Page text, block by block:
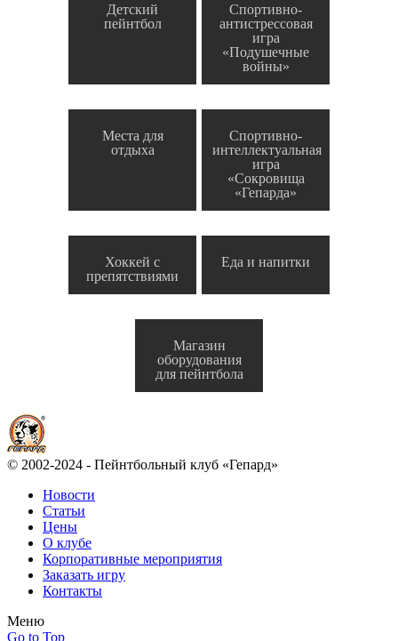
Детский
пейнтбол
Спортивно-
антистрессовая
игра
«Подушечные
войны»
Места для
отдыха
Спортивно-
интеллектуальная
игра
«Сокровища
«Гепарда»
Хоккей с
препятствиями
Еда и напитки
Магазин
оборудования
для пейнтбола
© 2002-2024 - Пейнтбольный клуб «Гепард»
Новости
Статьи
Цены
О клубе
Корпоративные мероприятия
Заказать игру
Контакты
Меню
Go to Top